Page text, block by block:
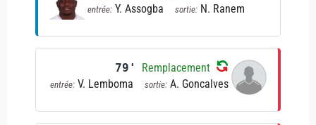
entrée: Y. Assogba sortie: N. Ranem
79' Remplacement
entrée: V. Lemboma sortie: A. Goncalves